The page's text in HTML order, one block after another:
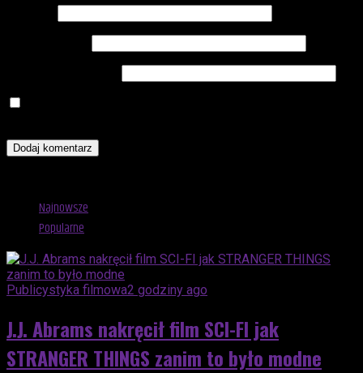
Najnowsze
Popularne
Publicystyka filmowa2 godziny ago
J.J. Abrams nakręcił film SCI-FI jak
STRANGER THINGS zanim to było modne